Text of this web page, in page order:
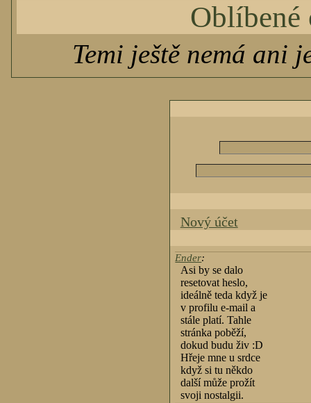
Oblíbené
Temi ještě nemá ani
Nový účet
Ender:
Asi by se dalo
resetovat heslo,
ideálně teda když je
v profilu e-mail a
stále platí. Tahle
stránka poběží,
dokud budu živ :D
Hřeje mne u srdce
když si tu někdo
další může prožít
svoji nostalgii.